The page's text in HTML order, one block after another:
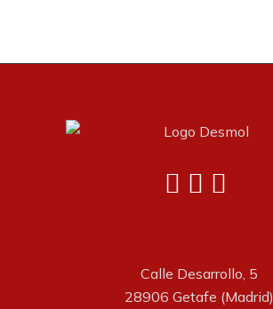
Calle Desarrollo, 5
28906 Getafe (Madrid)